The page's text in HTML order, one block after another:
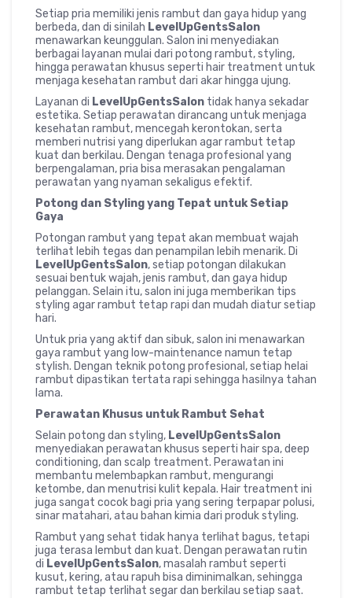
Setiap pria memiliki jenis rambut dan gaya hidup yang
berbeda, dan di sinilah LevelUpGentsSalon
menawarkan keunggulan. Salon ini menyediakan
berbagai layanan mulai dari potong rambut, styling,
hingga perawatan khusus seperti hair treatment untuk
menjaga kesehatan rambut dari akar hingga ujung.
Layanan di LevelUpGentsSalon tidak hanya sekadar
estetika. Setiap perawatan dirancang untuk menjaga
kesehatan rambut, mencegah kerontokan, serta
memberi nutrisi yang diperlukan agar rambut tetap
kuat dan berkilau. Dengan tenaga profesional yang
berpengalaman, pria bisa merasakan pengalaman
perawatan yang nyaman sekaligus efektif.
Potong dan Styling yang Tepat untuk Setiap
Gaya
Potongan rambut yang tepat akan membuat wajah
terlihat lebih tegas dan penampilan lebih menarik. Di
LevelUpGentsSalon, setiap potongan dilakukan
sesuai bentuk wajah, jenis rambut, dan gaya hidup
pelanggan. Selain itu, salon ini juga memberikan tips
styling agar rambut tetap rapi dan mudah diatur setiap
hari.
Untuk pria yang aktif dan sibuk, salon ini menawarkan
gaya rambut yang low-maintenance namun tetap
stylish. Dengan teknik potong profesional, setiap helai
rambut dipastikan tertata rapi sehingga hasilnya tahan
lama.
Perawatan Khusus untuk Rambut Sehat
Selain potong dan styling, LevelUpGentsSalon
menyediakan perawatan khusus seperti hair spa, deep
conditioning, dan scalp treatment. Perawatan ini
membantu melembapkan rambut, mengurangi
ketombe, dan menutrisi kulit kepala. Hair treatment ini
juga sangat cocok bagi pria yang sering terpapar polusi,
sinar matahari, atau bahan kimia dari produk styling.
Rambut yang sehat tidak hanya terlihat bagus, tetapi
juga terasa lembut dan kuat. Dengan perawatan rutin
di LevelUpGentsSalon, masalah rambut seperti
kusut, kering, atau rapuh bisa diminimalkan, sehingga
rambut tetap terlihat segar dan berkilau setiap saat.